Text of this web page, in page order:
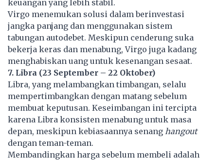
keuangan yang lebih stabil.
Virgo menemukan solusi dalam berinvestasi
jangka panjang dan menggunakan sistem
tabungan autodebet. Meskipun cenderung suka
bekerja keras dan menabung, Virgo juga kadang
menghabiskan uang untuk kesenangan sesaat.
7. Libra (23 September – 22 Oktober)
Libra, yang melambangkan timbangan, selalu
mempertimbangkan dengan matang sebelum
membuat keputusan. Keseimbangan ini tercipta
karena Libra konsisten menabung untuk masa
depan, meskipun kebiasaannya senang hangout
dengan teman-teman.
Membandingkan harga sebelum membeli adalah